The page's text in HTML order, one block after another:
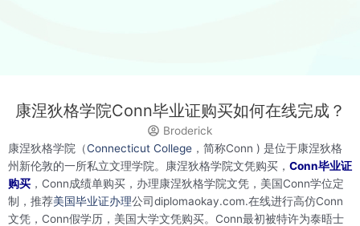
康涅狄格学院Conn毕业证购买如何在线完成？
Broderick
康涅狄格学院（Connecticut College ，简称Conn ) 是位于康涅狄格
州新伦敦的一所私立文理学院。康涅狄格学院文凭购买， Conn毕业证
购买 ，Conn成绩单购买，办理康涅狄格学院文凭，美国Conn学位定
制，推荐美国毕业证办理公司diplomaokay.com.在线进行高仿Conn
文凭，Conn假学历，美国大学文凭购买。Conn最初被特许为泰晤士